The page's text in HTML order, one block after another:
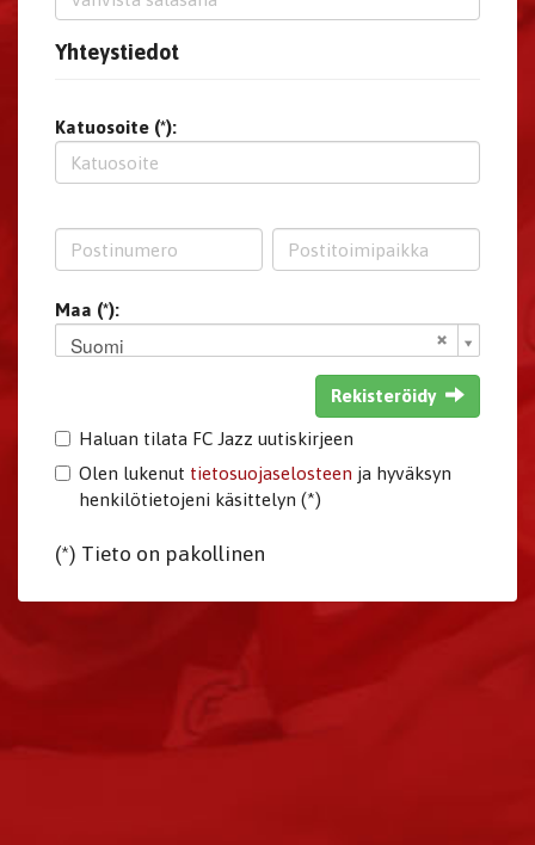
Yhteystiedot
Katuosoite (*):
Maa (*):
Suomi
Rekisteröidy
Haluan tilata FC Jazz uutiskirjeen
Olen lukenut tietosuojaselosteen ja hyväksyn
henkilötietojeni käsittelyn (*)
(*) Tieto on pakollinen